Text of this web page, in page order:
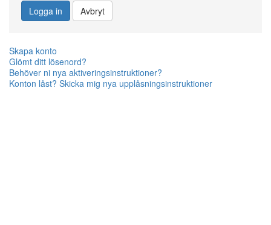
Logga in Avbryt
Skapa konto
Glömt ditt lösenord?
Behöver ni nya aktiveringsinstruktioner?
Konton låst? Skicka mig nya upplåsningsinstruktioner